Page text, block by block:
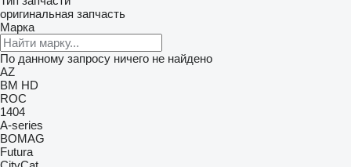
оригинальная запчасть
Марка
По данному запросу ничего не найдено
AZ
BM HD
ROC
1404
A-series
BOMAG
Futura